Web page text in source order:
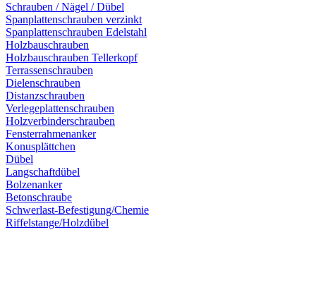
Schrauben / Nägel / Dübel
Spanplattenschrauben verzinkt
Spanplattenschrauben Edelstahl
Holzbauschrauben
Holzbauschrauben Tellerkopf
Terrassenschrauben
Dielenschrauben
Distanzschrauben
Verlegeplattenschrauben
Holzverbinderschrauben
Fensterrahmenanker
Konusplättchen
Dübel
Langschaftdübel
Bolzenanker
Betonschraube
Schwerlast-Befestigung/Chemie
Riffelstange/Holzdübel